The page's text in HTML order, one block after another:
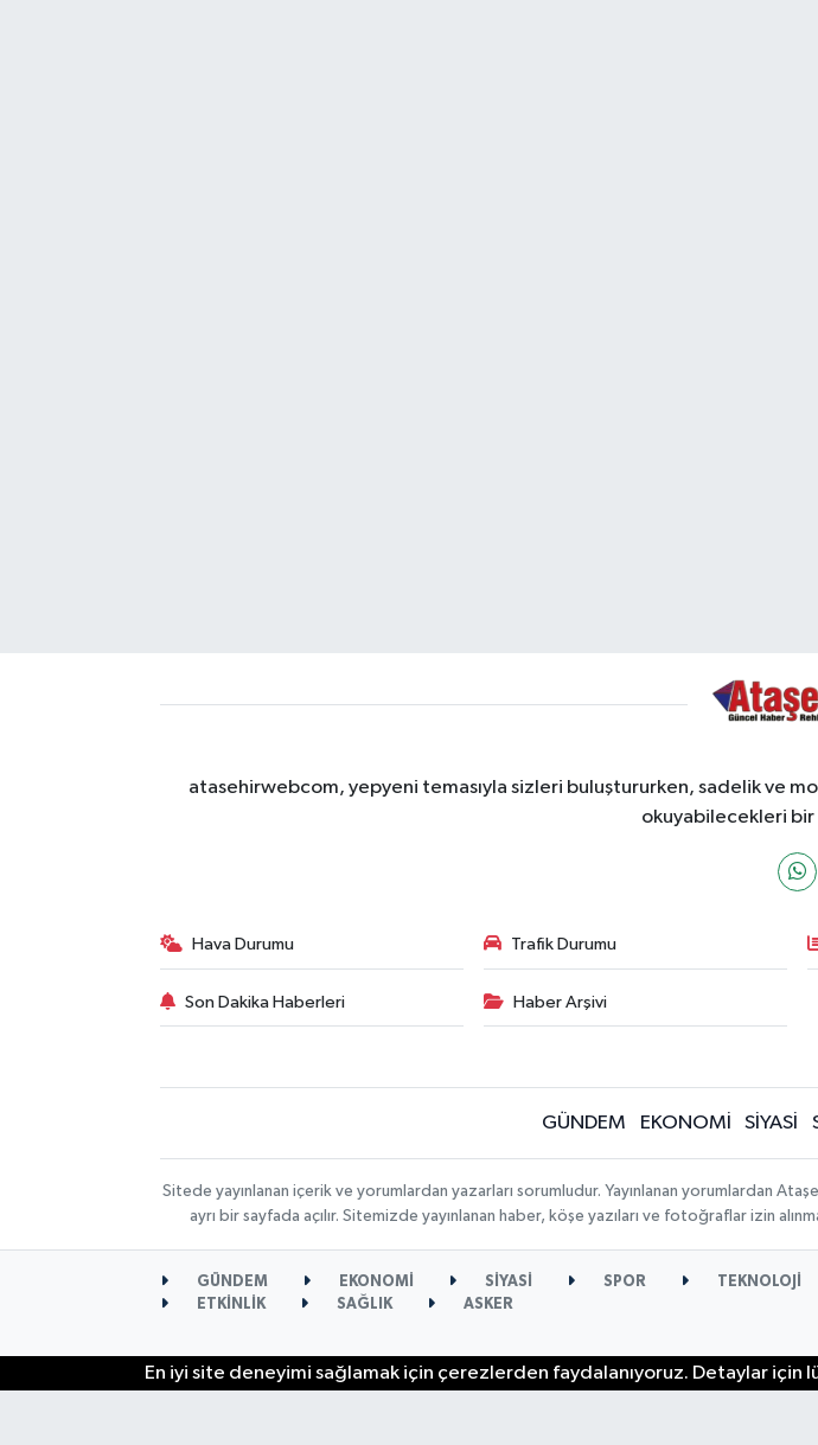
atasehirwebcom, yepyeni temasıyla sizleri buluştururken, sadelik ve
okuyabilecekleri bir
Hava Durumu Trafik Durumu
Son Dakika Haberleri Haber Arşivi
GÜNDEM EKONOMİ SİYASİ
Sitede yayınlanan içerik ve yorumlardan yazarları sorumludur. Yayınlanan yorumlardan
ayrı bir sayfada açılır. Sitemizde yayınlanan haber, köşe yazıları ve fotoğraflar izin
GÜNDEM EKONOMİ SİYASİ SPOR TEKNOLOJİ
ETKİNLİK
SAĞLIK ASKER
En iyi site deneyimi sağlamak için çerezlerden faydalanıyoruz. Detaylar için